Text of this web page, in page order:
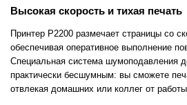
Высокая скорость и тихая печать
Принтер P2200 размечает страницы со
обеспечивая оперативное выполнение
Специальная система шумоподавления
практически бесшумным: вы сможете
отвлекая домашних или коллег от работы.